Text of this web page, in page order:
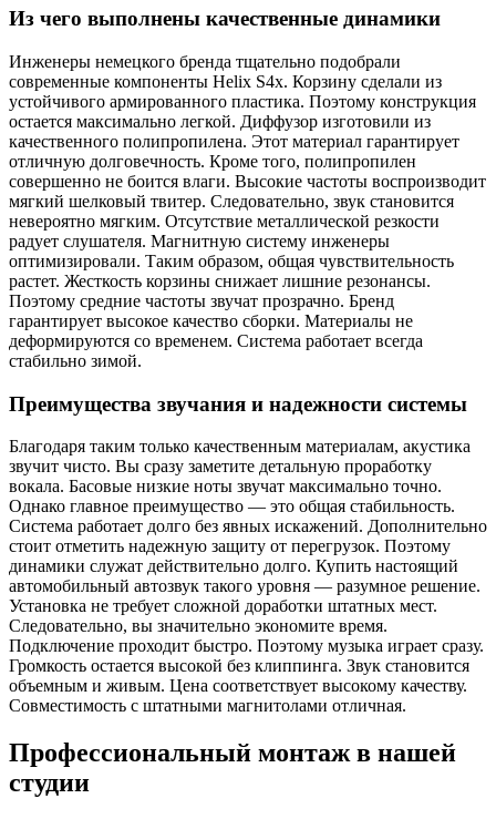
Из чего выполнены качественные динамики
Инженеры немецкого бренда тщательно подобрали
современные компоненты Helix S4x. Корзину сделали из
устойчивого армированного пластика. Поэтому конструкция
остается максимально легкой. Диффузор изготовили из
качественного полипропилена. Этот материал гарантирует
отличную долговечность. Кроме того, полипропилен
совершенно не боится влаги. Высокие частоты воспроизводит
мягкий шелковый твитер. Следовательно, звук становится
невероятно мягким. Отсутствие металлической резкости
радует слушателя. Магнитную систему инженеры
оптимизировали. Таким образом, общая чувствительность
растет. Жесткость корзины снижает лишние резонансы.
Поэтому средние частоты звучат прозрачно. Бренд
гарантирует высокое качество сборки. Материалы не
деформируются со временем. Система работает всегда
стабильно зимой.
Преимущества звучания и надежности системы
Благодаря таким только качественным материалам, акустика
звучит чисто. Вы сразу заметите детальную проработку
вокала. Басовые низкие ноты звучат максимально точно.
Однако главное преимущество — это общая стабильность.
Система работает долго без явных искажений. Дополнительно
стоит отметить надежную защиту от перегрузок. Поэтому
динамики служат действительно долго. Купить настоящий
автомобильный автозвук такого уровня — разумное решение.
Установка не требует сложной доработки штатных мест.
Следовательно, вы значительно экономите время.
Подключение проходит быстро. Поэтому музыка играет сразу.
Громкость остается высокой без клиппинга. Звук становится
объемным и живым. Цена соответствует высокому качеству.
Совместимость с штатными магнитолами отличная.
Профессиональный монтаж в нашей
студии